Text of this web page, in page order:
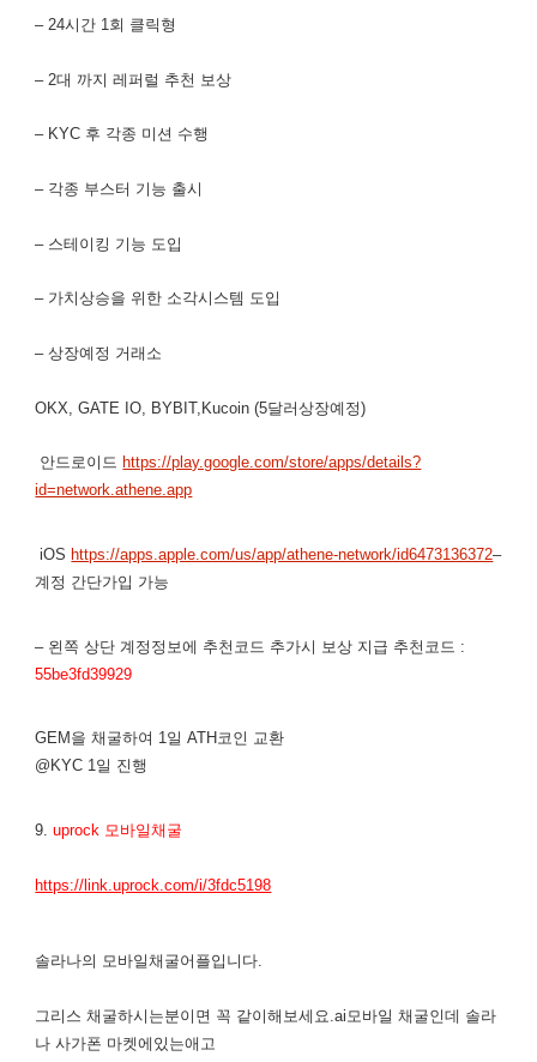
– 24시간 1회 클릭형
– 2대 까지 레퍼럴 추천 보상
– KYC 후 각종 미션 수행
– 각종 부스터 기능 출시
– 스테이킹 기능 도입
– 가치상승을 위한 소각시스템 도입
– 상장예정 거래소
OKX, GATE IO, BYBIT,Kucoin (5달러상장예정)
안드로이드 https://play.google.com/store/apps/details?
id=network.athene.app
iOS https://apps.apple.com/us/app/athene-network/id6473136372–
계정 간단가입 가능
– 왼쪽 상단 계정정보에 추천코드 추가시 보상 지급 추천코드 :
55be3fd39929
GEM을 채굴하여 1일 ATH코인 교환
@KYC 1일 진행
9.uprock 모바일채굴
https://link.uprock.com/i/3fdc5198
솔라나의 모바일채굴어플입니다.
그리스 채굴하시는분이면 꼭 같이해보세요.ai모바일 채굴인데 솔라
나 사가폰 마켓에있는애고